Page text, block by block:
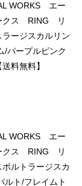
WORKS エー
クス RING リ
ラージスカルリン
/パープルピンク
料無料】
WORKS エー
クス RING リ
ボルトラージスカ
ルト/フレイムト